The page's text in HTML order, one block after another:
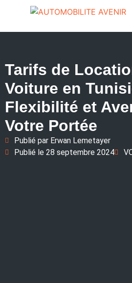
Tarifs de
Voiture en
Flexibilité et
Votre Portée
Publié par Erwan Lemetayer
Publié le 28 septembre 2024